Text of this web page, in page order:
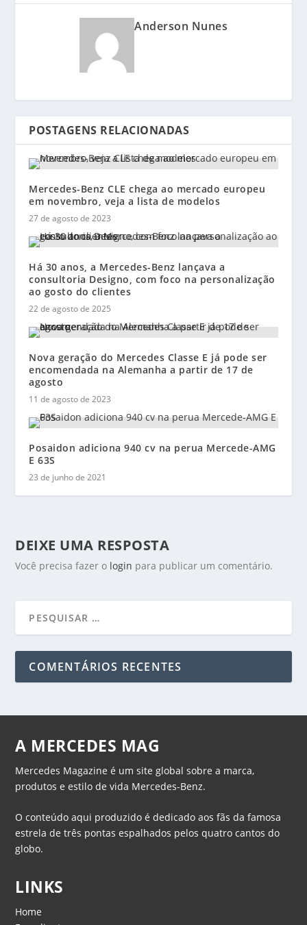
Anderson Nunes
POSTAGENS RELACIONADAS
Mercedes-Benz CLE chega ao mercado europeu
em novembro, veja a lista de modelos
27 de agosto de 2023
Há 30 anos, a Mercedes-Benz lançava a
consultoria Designo, com foco na personalização
ao gosto do clientes
22 de agosto de 2025
Nova geração do Mercedes Classe E já pode ser
encomendada na Alemanha a partir de 17 de
agosto
11 de agosto de 2023
Posaidon adiciona 940 cv na perua Mercede-AMG
E 63S
23 de junho de 2021
DEIXE UMA RESPOSTA
Você precisa fazer o login para publicar um comentário.
COMENTÁRIOS RECENTES
A MERCEDES MAG
Mercedes Magazine é um site global sobre a marca,
produtos e estilo de vida Mercedes-Benz.
O conteúdo aqui produzido é dedicado aos fãs da famosa
estrela de três pontas espalhados pelos quatro cantos do
globo.
LINKS
Home